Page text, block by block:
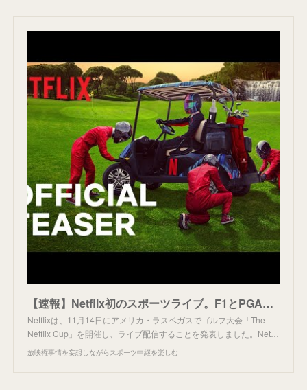
【速報】Netflix初のスポーツライブ。F1とPGAのゴルフ大会。
Netflixは、11月14日にアメリカ・ラスベガスでゴルフ大会「The
Netflix Cup」を開催し、ライブ配信することを発表しました。Net…
放映権事情を妄想しながらスポーツ中継を楽しむ